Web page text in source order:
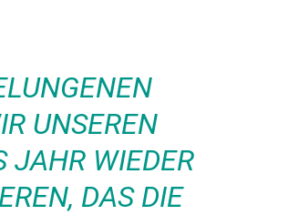
UNSEREN
JAHR WIEDER
DAS DIE